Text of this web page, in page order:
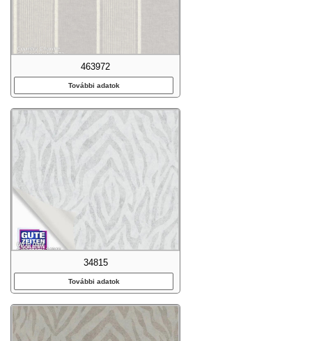
463972
További adatok
34815
További adatok